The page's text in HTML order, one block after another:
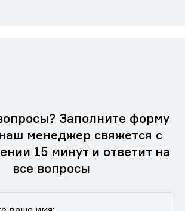
Заполните форму
менеджер свяжется с
15 минут и ответит на
все вопросы